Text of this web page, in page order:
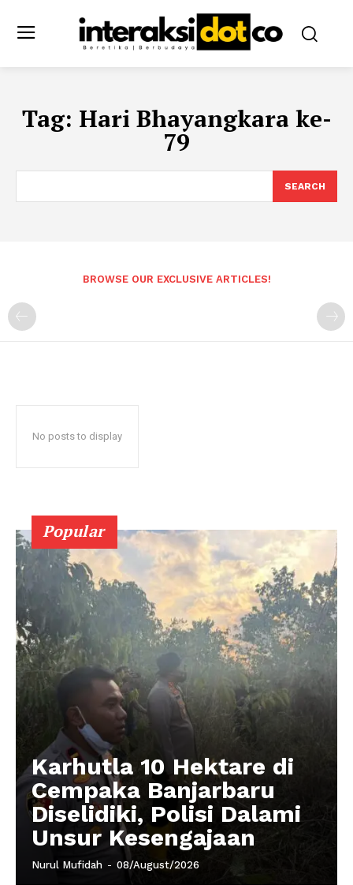
Tag: Hari Bhayangkara ke-
79
SEARCH
BROWSE OUR EXCLUSIVE ARTICLES!
No posts to display
Popular
Karhutla 10 Hektare di
Cempaka Banjarbaru
Diselidiki, Polisi Dalami
Unsur Kesengajaan
Nurul Mufidah - 08/August/2026